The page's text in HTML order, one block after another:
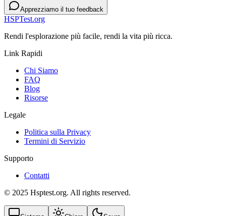
Apprezziamo il tuo feedback
HSPTest.org
Rendi l'esplorazione più facile, rendi la vita più ricca.
Link Rapidi
Chi Siamo
FAQ
Blog
Risorse
Legale
Politica sulla Privacy
Termini di Servizio
Supporto
Contatti
© 2025 Hsptest.org. All rights reserved.